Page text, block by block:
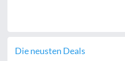
Die neusten Deals